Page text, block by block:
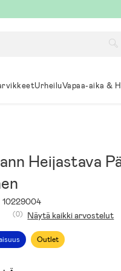
UrheiluVapaa-aika &
Heijastava
10229004
Outlet
(0) Näytä kaikki arvostelut